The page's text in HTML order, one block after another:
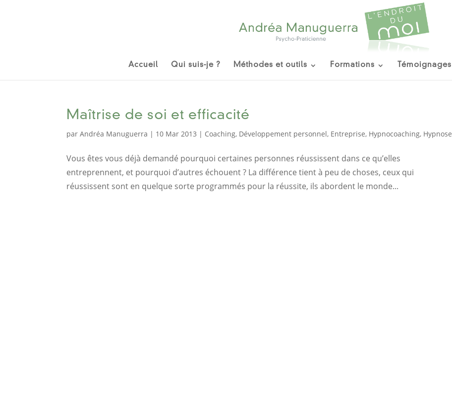
Accueil Qui suis-je ? Méthodes et outils Formations Témoignages
Maîtrise de soi et efficacité
parAndréa Manuguerra | 10 Mar 2013 | Coaching, Développement personnel, Entreprise, Hypnocoaching, Hypnose
Vous êtes vous déjà demandé pourquoi certaines personnes réussissent dans ce qu’elles
entreprennent, et pourquoi d’autres échouent ? La différence tient à peu de choses, ceux qui
réussissent sont en quelque sorte programmés pour la réussite, ils abordent le monde...